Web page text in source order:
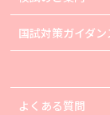
国試対策ガイダ
よくある質問